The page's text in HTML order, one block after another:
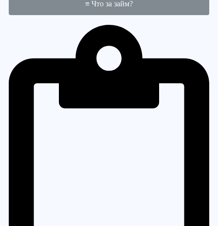
≡ Что за займ?